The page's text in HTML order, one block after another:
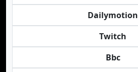
Dailymotion
Twitch
Bbc